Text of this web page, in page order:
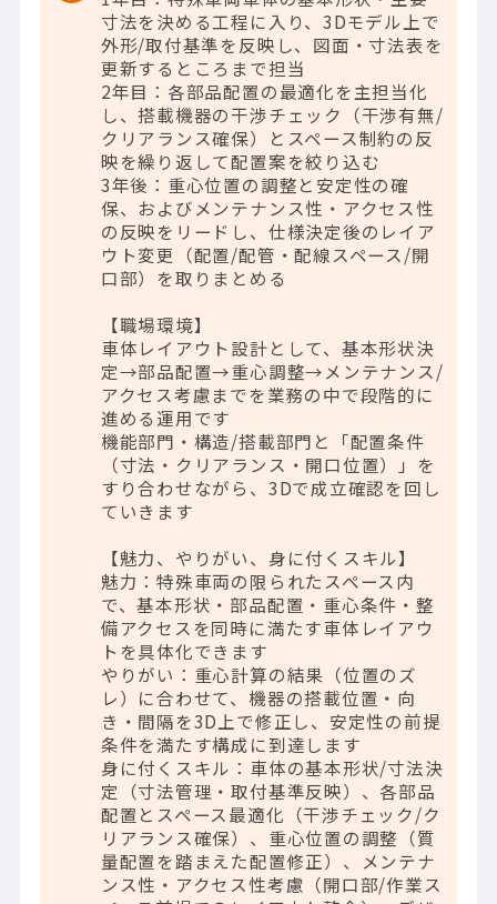
寸法を決める工程に入り、3Dモデル上で
外形/取付基準を反映し、図面・寸法表を
更新するところまで担当
2年目：各部品配置の最適化を主担当化
し、搭載機器の干渉チェック（干渉有無/
クリアランス確保）とスペース制約の反
映を繰り返して配置案を絞り込む
3年後：重心位置の調整と安定性の確
保、およびメンテナンス性・アクセス性
の反映をリードし、仕様決定後のレイア
ウト変更（配置/配管・配線スペース/開
口部）を取りまとめる
【職場環境】
車体レイアウト設計として、基本形状決
定→部品配置→重心調整→メンテナンス/
アクセス考慮までを業務の中で段階的に
進める運用です
機能部門・構造/搭載部門と「配置条件
（寸法・クリアランス・開口位置）」を
すり合わせながら、3Dで成立確認を回し
ていきます
【魅力、やりがい、身に付くスキル】
魅力：特殊車両の限られたスペース内
で、基本形状・部品配置・重心条件・整
備アクセスを同時に満たす車体レイアウ
トを具体化できます
やりがい：重心計算の結果（位置のズ
レ）に合わせて、機器の搭載位置・向
き・間隔を3D上で修正し、安定性の前提
条件を満たす構成に到達します
身に付くスキル：車体の基本形状/寸法決
定（寸法管理・取付基準反映）、各部品
配置とスペース最適化（干渉チェック/ク
リアランス確保）、重心位置の調整（質
量配置を踏まえた配置修正）、メンテナ
ンス性・アクセス性考慮（開口部/作業ス